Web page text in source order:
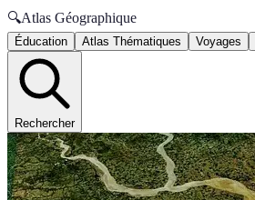
🔍Atlas Géographique
Éducation Atlas Thématiques Voyages
Rechercher